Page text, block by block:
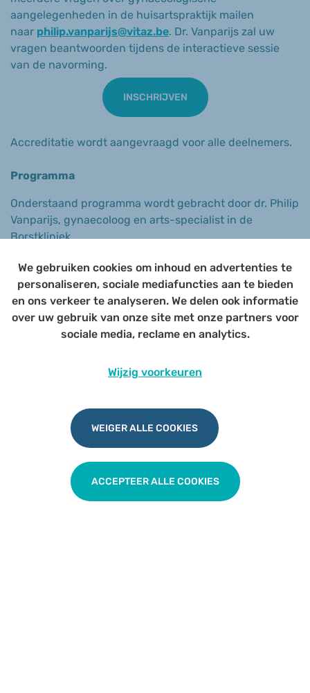
aangelegenheden in de huisartspraktijk mailen
naar philip.vanparijs@vitaz.be. Dr. Vanparijs zal uw
vragen beantwoorden tijdens de interactieve sessie
van de navorming.
INSCHRIJVEN
Accreditatie wordt aangevraagd voor alle deelnemers.
Programma
Onderstaand programma wordt gebracht door dr. Philip
Vanparijs, gynaecoloog en arts-specialist in de
Borstkliniek.
Endometriose
Valkuilen nieuwe screening
baarmoederhalskanker
Menopauze
Sterilisatie bij vrouwen
Gynaecologische en obstetrische urgenties
Dinsdag 11 februari 2025
20u00-21u00
We gebruiken cookies om inhoud en advertenties te
personaliseren, sociale mediafuncties aan te bieden
en ons verkeer te analyseren. We delen ook informatie
over uw gebruik van onze site met onze partners voor
sociale media, reclame en analytics.
Wijzig voorkeuren
WEIGER ALLE COOKIES
ACCEPTEER ALLE COOKIES